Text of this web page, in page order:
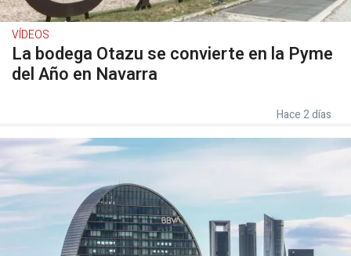
VÍDEOS
La bodega Otazu se convierte en la Pyme
del Año en Navarra
Hace 2 días